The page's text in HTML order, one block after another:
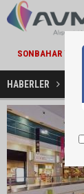
SONBAHAR
HABERLER